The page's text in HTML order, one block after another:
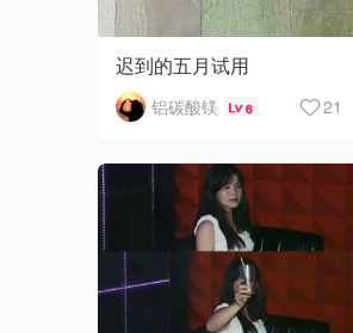
迟到的五月试用
铝碳酸镁 6 21